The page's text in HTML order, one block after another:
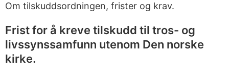
Om tilskuddsordningen, frister og krav.
Frist for å kreve tilskudd til tros- og
livssynssamfunn utenom Den norske
kirke.